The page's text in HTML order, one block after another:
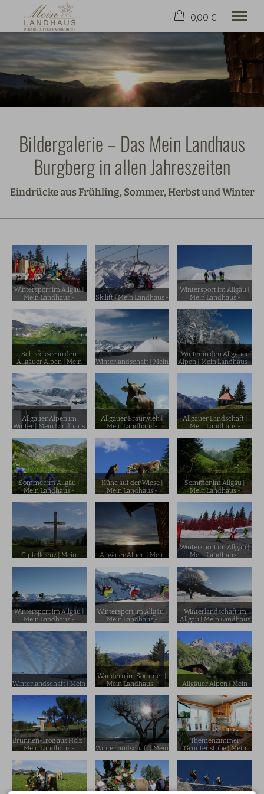
22. bis 29. August
2 Erwachsene
Freizeit
Kontakt & Service
Jetzt Buchen
0,00 €
×
Warenkorb ist leer
Bildergalerie – Das Mein Landhaus
Burgberg in allen Jahreszeiten
Eindrücke aus Frühling, Sommer, Herbst und Winter
Wintersport im Allgäu |
Mein Landhaus -
Ferienwohnung in
Burgberg
Skilift | Mein Landhaus -
Ferienwohnung in
Wintersport im Allgäu |
Mein Landhaus -
Ferienwohnung in
Burgberg
Schrecksee in den
Allgäuer Alpen | Mein
Ferienwohnung in
Burgberg
Winterlandschaft | Mein
Ferienwohnung in
Burgberg
Winter in den Allgäuer
Alpen | Mein Landhaus -
Burgberg
Allgäuer Alpen im
Winter | Mein Landhaus
Ferienwohnung in
Burgberg
Allgäuer Braunvieh |
Mein Landhaus -
Ferienwohnung in
Burgberg
Allgäuer Landschaft |
Mein Landhaus -
Ferienwohnung in
Burgberg
Sommer im Allgäu |
Mein Landhaus -
Ferienwohnung in
Burgberg
Kühe auf der Wiese |
Mein Landhaus -
Ferienwohnung in
Burgberg
Sommer im Allgäu |
Mein Landhaus -
Ferienwohnung in
Burgberg
Gipfelkreuz | Mein
Allgäuer Alpen | Mein
Burgberg
Wintersport im Allgäu |
Mein Landhaus -
Ferienwohnung in
Burgberg
Wintersport im Allgäu |
Mein Landhaus -
Ferienwohnung in
Burgberg
Wintersport im Allgäu |
Mein Landhaus -
Winterlandschaft im
Allgäu | Mein Landhaus
Burgberg
Winterlandschaft | Mein
Ferienwohnung in
Burgberg
Wandern im Sommer |
Mein Landhaus -
Ferienwohnung in
Burgberg
Allgäuer Alpen | Mein
Ferienwohnung in
Burgberg
Brunnen-Trog aus Holz |
Mein Landhaus -
Ferienwohnung in
Burgberg
Winterlandschaft | Mein
Ferienwohnung in
Burgberg
Themenzimmer
Grüntenstube | Mein